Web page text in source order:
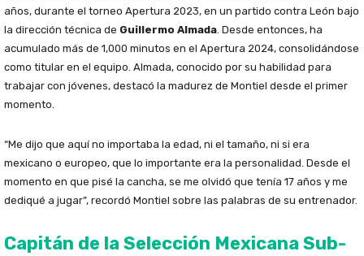
años, durante el torneo Apertura 2023, en un partido contra León bajo
la dirección técnica de Guillermo Almada. Desde entonces, ha
acumulado más de 1,000 minutos en el Apertura 2024, consolidándose
como titular en el equipo. Almada, conocido por su habilidad para
trabajar con jóvenes, destacó la madurez de Montiel desde el primer
momento.
“Me dijo que aquí no importaba la edad, ni el tamaño, ni si era
mexicano o europeo, que lo importante era la personalidad. Desde el
momento en que pisé la cancha, se me olvidó que tenía 17 años y me
dediqué a jugar”, recordó Montiel sobre las palabras de su entrenador.
Capitán de la Selección Mexicana Sub-